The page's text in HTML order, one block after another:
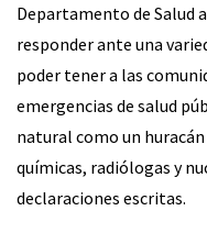
Departamento de Salud
responder ante una
poder tener a las
emergencias de salud
natural como un
químicas, radiólogas y
declaraciones escritas.